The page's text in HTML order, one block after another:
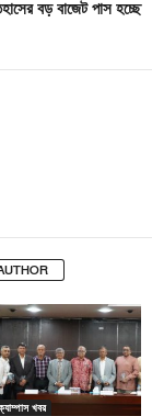
বড় বাজেট পাস হচ্ছে
খবর